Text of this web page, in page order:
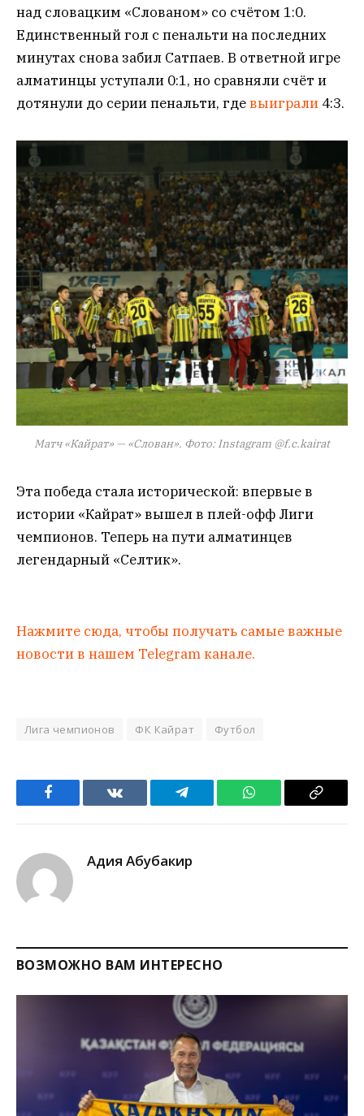
над словацким «Слованом» со счётом 1:0.
Единственный гол с пенальти на последних
минутах снова забил Сатпаев. В ответной игре
алматинцы уступали 0:1, но сравняли счёт и
дотянули до серии пенальти, гдевыиграли 4:3.
Матч «Кайрат» — «Слован». Фото: Instagram @f.c.kairat
Эта победа стала исторической: впервые в
истории «Кайрат» вышел в плей-офф Лиги
чемпионов. Теперь на пути алматинцев
легендарный «Селтик».
Нажмите сюда, чтобы получать самые важные
новости в нашем Telegram канале.
Лига чемпионов ФК Кайрат Футбол
Facebook VKontakteTelegram WhatsApp Copy
Адия Абубакир
ВОЗМОЖНО ВАМ ИНТЕРЕСНО